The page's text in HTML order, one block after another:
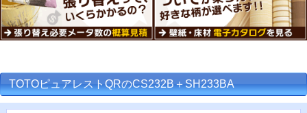
TOTOピュアレストQRのCS232B＋SH233BA